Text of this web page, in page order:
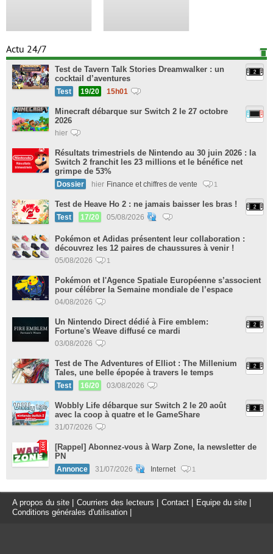
Actu 24/7
Test de Tavern Talk Stories Dreamwalker : un
cocktail d’aventures
Test 19/20 15h01
Minecraft débarque sur Switch 2 le 27 octobre
2026
hier
Résultats trimestriels de Nintendo au 30 juin 2026 : la
Switch 2 franchit les 23 millions et le bénéfice net
grimpe de 53%
Dossier hier Finance et chiffres de vente 1
Test de Heave Ho 2 : ne jamais baisser les bras !
Test 17/20 05/08/2026
Pokémon et Adidas présentent leur collaboration :
découvrez les 12 paires de chaussures à venir !
05/08/2026 1
Pokémon et l'Agence Spatiale Européenne s’associent
pour célébrer la Semaine mondiale de l’espace
04/08/2026
Un Nintendo Direct dédié à Fire emblem:
Fortune's Weave diffusé ce mardi
03/08/2026
Test de The Adventures of Elliot : The Millenium
Tales, une belle épopée à travers le temps
Test 16/20 03/08/2026
Wobbly Life débarque sur Switch 2 le 20 août
avec la coop à quatre et le GameShare
31/07/2026
[Rappel] Abonnez-vous à Warp Zone, la newsletter de
PN
Annonce 31/07/2026 Internet 1
A propos du site Courriers des lecteurs Contact Equipe du site
Conditions générales d'utilisation